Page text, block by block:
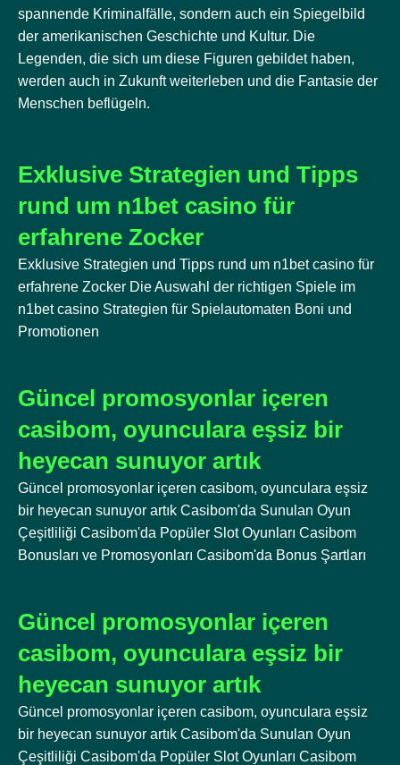
spannende Kriminalfälle, sondern auch ein Spiegelbild
der amerikanischen Geschichte und Kultur. Die
Legenden, die sich um diese Figuren gebildet haben,
werden auch in Zukunft weiterleben und die Fantasie der
Menschen beflügeln.
Exklusive Strategien und Tipps
rund um n1bet casino für
erfahrene Zocker
Exklusive Strategien und Tipps rund um n1bet casino für
erfahrene Zocker Die Auswahl der richtigen Spiele im
n1bet casino Strategien für Spielautomaten Boni und
Promotionen
Güncel promosyonlar içeren
casibom, oyunculara eşsiz bir
heyecan sunuyor artık
Güncel promosyonlar içeren casibom, oyunculara eşsiz
bir heyecan sunuyor artık Casibom'da Sunulan Oyun
Çeşitliliği Casibom'da Popüler Slot Oyunları Casibom
Bonusları ve Promosyonları Casibom'da Bonus Şartları
Güncel promosyonlar içeren
casibom, oyunculara eşsiz bir
heyecan sunuyor artık
Güncel promosyonlar içeren casibom, oyunculara eşsiz
bir heyecan sunuyor artık Casibom'da Sunulan Oyun
Çeşitliliği Casibom'da Popüler Slot Oyunları Casibom